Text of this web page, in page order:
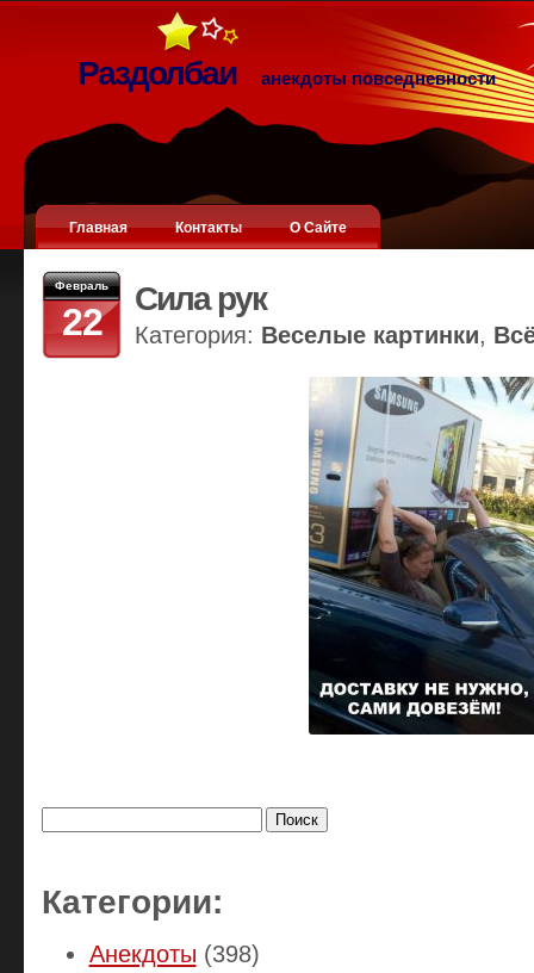
Раздолбаи анекдоты повседневности
Главная Контакты О Сайте
Февраль
22
Сила рук
Категория: Веселые картинки,
Категории:
Анекдоты (398)